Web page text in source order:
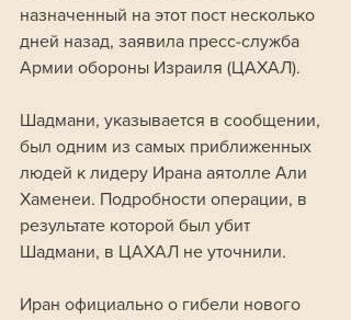
назначенный на этот пост несколько
дней назад, заявила пресс-служба
Армии обороны Израиля (ЦАХАЛ).
Шадмани, указывается в сообщении,
был одним из самых приближенных
людей к лидеру Ирана аятолле Али
Хаменеи. Подробности операции, в
результате которой был убит
Шадмани, в ЦАХАЛ не уточнили.
Иран официально о гибели нового